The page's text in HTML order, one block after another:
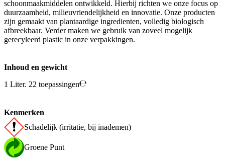
schoonmaakmiddelen ontwikkeld. Hierbij richten we onze focus op
duurzaamheid, milieuvriendelijkheid en innovatie. Onze producten
zijn gemaakt van plantaardige ingredienten, volledig biologisch
afbreekbaar. Verder maken we gebruik van zoveel mogelijk
gerecyleerd plastic in onze verpakkingen.
Inhoud en gewicht
1 Liter. 22 toepassingen
Kenmerken
Schadelijk (irritatie, bij inademen)
Groene Punt